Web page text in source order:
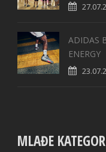
ADIDAS
ENERGY
MLAĐE